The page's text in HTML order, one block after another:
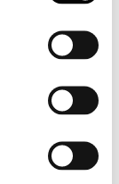
condotto
oggi